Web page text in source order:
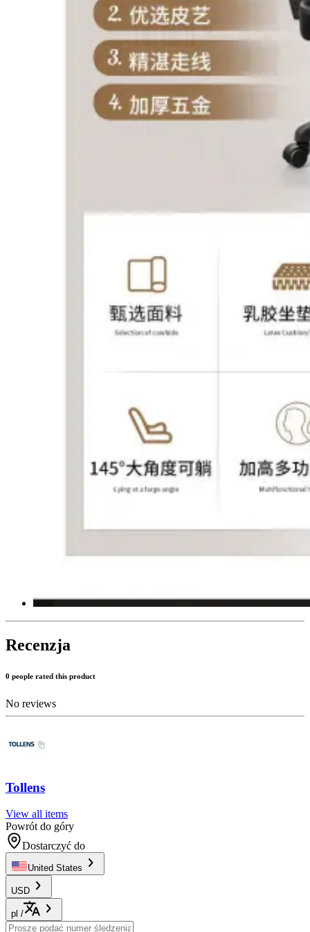
Recenzja
0 people rated this product
No reviews
Tollens
View all items
Powrót do góry
Dostarczyć do
United States
USD
pl /